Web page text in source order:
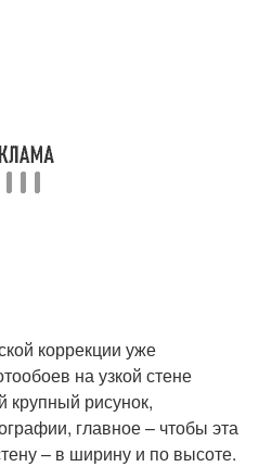
коррекции уже
на узкой стене
крупный рисунок,
главное – чтобы эта
– в ширину и по высоте.